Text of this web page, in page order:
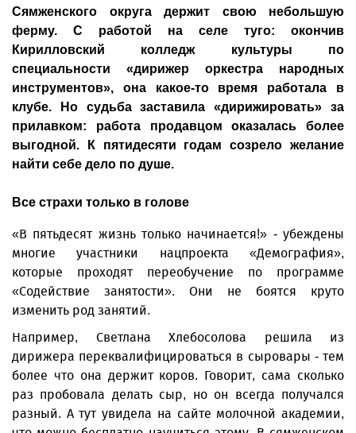
Сямженского округа держит свою небольшую
ферму. С работой на селе туго: окончив
Кирилловский колледж культуры по
специальности «дирижер оркестра народных
инструментов», она какое-то время работала в
клубе. Но судьба заставила «дирижировать» за
прилавком: работа продавцом оказалась более
выгодной. К пятидесяти годам созрело желание
найти себе дело по душе.
Все страхи только в голове
«В пятьдесят жизнь только начинается!» - убеждены
многие участники нацпроекта «Демография»,
которые проходят переобучение по программе
«Содействие занятости». Они не боятся круто
изменить род занятий.
Например, Светлана Хлебосолова решила из
дирижера переквалифицироваться в сыровары - тем
более что она держит коров. Говорит, сама сколько
раз пробовала делать сыр, но он всегда получался
разный. А тут увидела на сайте молочной академии,